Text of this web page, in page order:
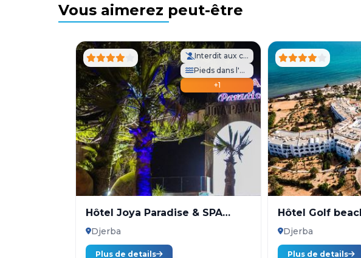
Vous aimerez peut-être
Interdit aux célibataires
Pieds dans l'eau
+1
Hôtel Joya Paradise & SPA
Djerba
Djerba
Plus de details
Hôtel Golf
Djerba
Plus de details